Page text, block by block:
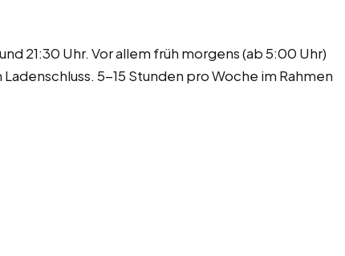
21:30 Uhr. Vor allem früh morgens (ab 5:00 Uhr)
5-15 Stunden pro Woche im Rahmen